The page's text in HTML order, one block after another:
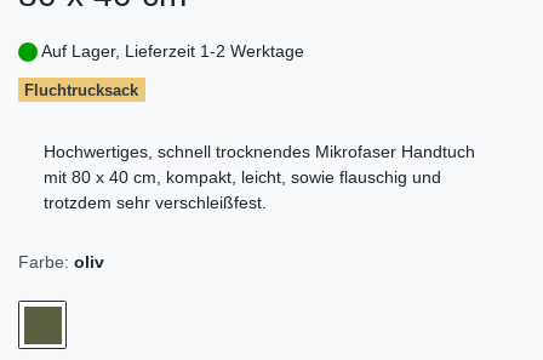
Auf Lager, Lieferzeit 1-2 Werktage
Fluchtrucksack
Hochwertiges, schnell trocknendes Mikrofaser Handtuch
mit 80 x 40 cm, kompakt, leicht, sowie flauschig und
trotzdem sehr verschleißfest.
Farbe: oliv